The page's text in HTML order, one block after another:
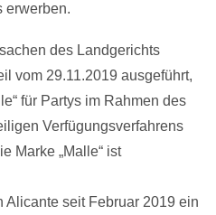
erwerben.
des Landgerichts
vom 29.11.2019 ausgeführt,
für Partys im Rahmen des
Verfügungsverfahrens
Marke „Malle“ ist
Alicante seit Februar 2019 ein